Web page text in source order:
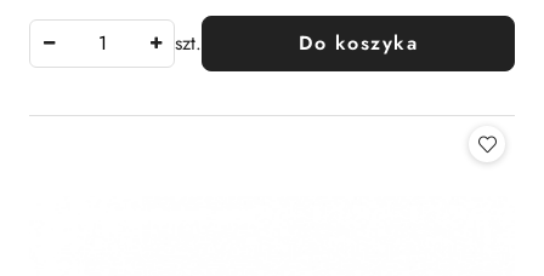
szt. Do koszyka